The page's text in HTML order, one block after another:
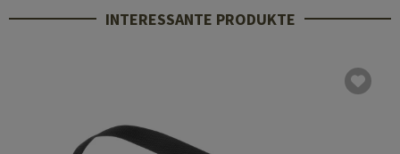
INTERESSANTE PRODUKTE